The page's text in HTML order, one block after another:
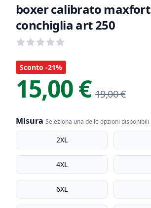
boxer calibrato maxfort
conchiglia art 250
Recensioni
out of 5 stars
Informazioni Prodotto
Descrizione riassuntiva
Sconto -21%
15,00 € 19,00 €
Misura Seleziona una delle opzioni disponibili
Misura 2XL
4XL
6XL